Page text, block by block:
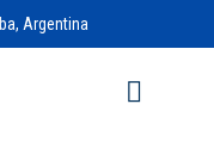
Argentina